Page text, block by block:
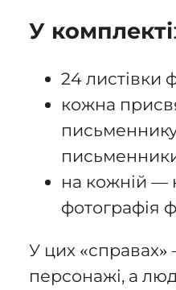
У комплекті:
24 листівки
кожна
на кожній —
фотографія
У цих «справах»
персонажі, а